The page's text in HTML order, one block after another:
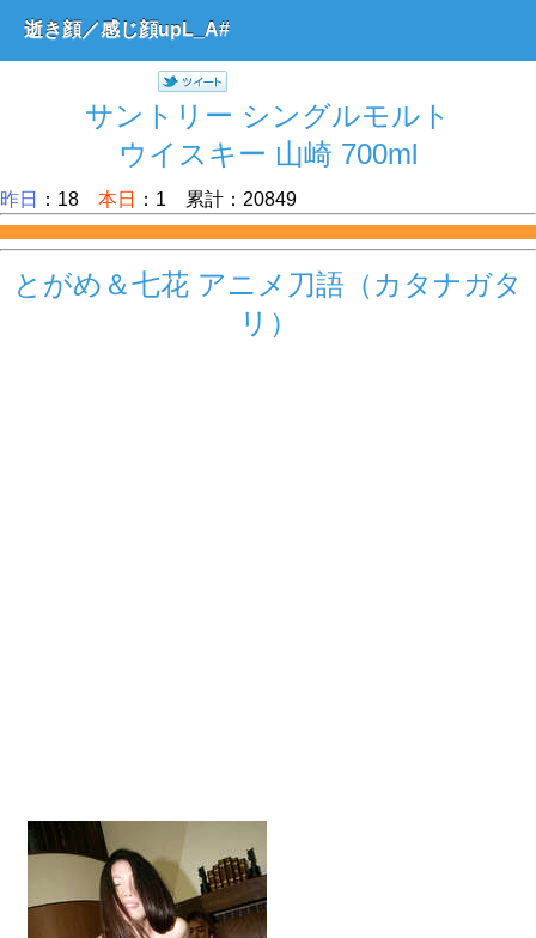
逝き顔／感じ顔upL_A#
サントリー シングルモルト
ウイスキー 山崎 700ml
昨日 ：18 本日 ：1 累計：20849
とがめ＆七花 アニメ刀語（カタナガタ
リ）